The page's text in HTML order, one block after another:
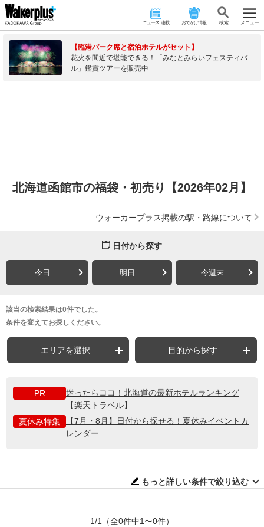
ニュース･連載 おでかけ情報 検 索 メニュー
【臨港パーク席と宿泊ホテルがセット】
花火を間近で堪能できる！「みなとみらいフェスティバ
ル」鑑賞ツアーを販売中
北海道函館市の福袋・初売り【2026年02月】
ウォーカープラス掲載の駅・路線について
日付から探す
今日 明日 今週末
該当の検索結果は0件でした。
条件を変えてお探しください。
エリアを選択 目的から探す
PR
迷ったらココ！北海道の最新ホテルランキング
【楽天トラベル】
夏休み特集
【7月・8月】日付から探せる！夏休みイベントカ
レンダー
もっと詳しい条件で絞り込む
1/1 （全0件中1〜0件）